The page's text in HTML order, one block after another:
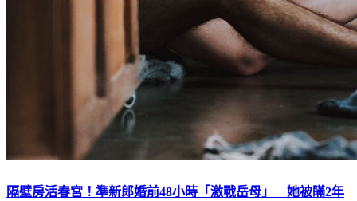
隔壁房活春宮！準新郎婚前48小時「激戰岳母」 她被瞞2年